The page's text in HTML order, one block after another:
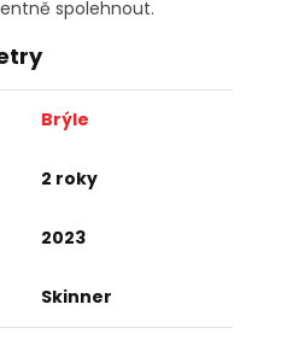
spolehnout.
Brýle
2 roky
2023
Skinner